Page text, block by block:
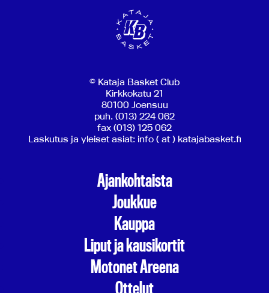
© Kataja Basket Club
Kirkkokatu 21
80100 Joensuu
puh. (013) 224 062
fax (013) 125 062
Laskutus ja yleiset asiat: info ( at ) katajabasket.fi
Ajankohtaista
Joukkue
Kauppa
Liput ja kausikortit
Motonet Areena